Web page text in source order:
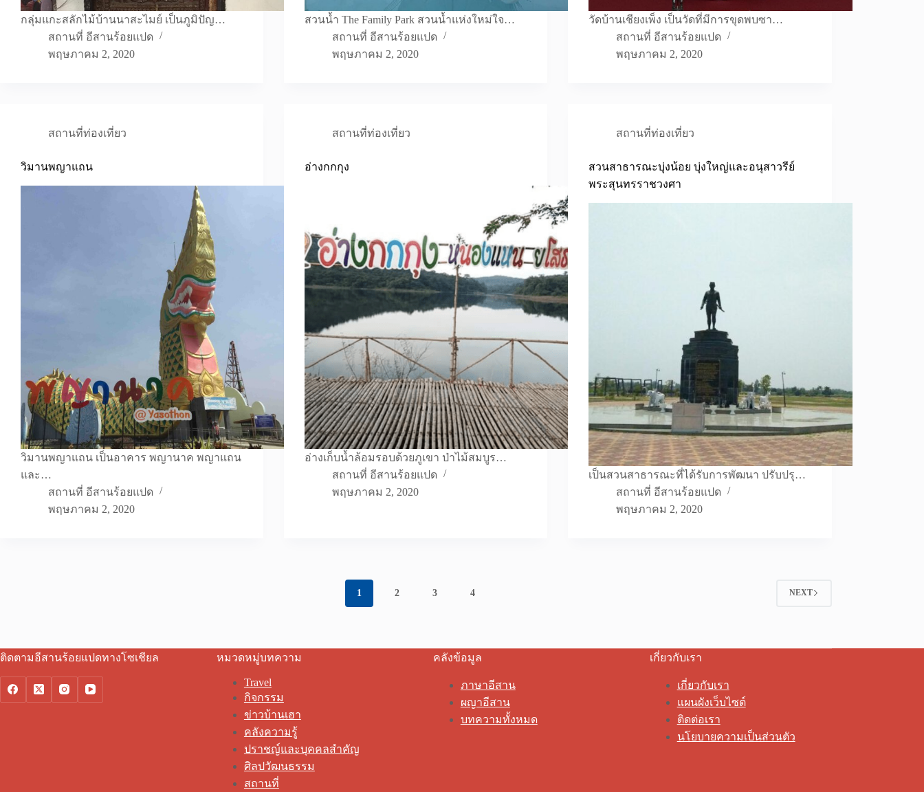
กลุ่มแกะสลักไม้บ้านนาสะไมย์ เป็นภูมิปัญ…
สถานที่ อีสานร้อยแปด
พฤษภาคม 2, 2020
สวนน้ำ The Family Park สวนน้ำแห่งใหม่ใจ…
สถานที่ อีสานร้อยแปด
พฤษภาคม 2, 2020
วัดบ้านเชียงเพ็ง เป็นวัดที่มีการขุดพบซา…
สถานที่ อีสานร้อยแปด
พฤษภาคม 2, 2020
สถานที่ท่องเที่ยว
วิมานพญาแถน
วิมานพญาแถน เป็นอาคาร พญานาค พญาแถน
และ…
สถานที่ อีสานร้อยแปด
พฤษภาคม 2, 2020
สถานที่ท่องเที่ยว
อ่างกกกุง
อ่างเก็บน้ำล้อมรอบด้วยภูเขา ป่าไม้สมบูร…
สถานที่ อีสานร้อยแปด
พฤษภาคม 2, 2020
สถานที่ท่องเที่ยว
สวนสาธารณะบุ่งน้อย บุ่งใหญ่และอนุสาวรีย์
พระสุนทรราชวงศา
เป็นสวนสาธารณะที่ได้รับการพัฒนา ปรับปรุ…
สถานที่ อีสานร้อยแปด
พฤษภาคม 2, 2020
1 2 3 4 NEXT
ติดตามอีสานร้อยแปดทางโซเชียล หมวดหมู่บทความ
Travel
กิจกรรม
ข่าวบ้านเฮา
คลังความรู้
ปราชญ์และบุคคลสำคัญ
ศิลปวัฒนธรรม
สถานที่
คลังข้อมูล
ภาษาอีสาน
ผญาอีสาน
บทความทั้งหมด
เกี่ยวกับเรา
เกี่ยวกับเรา
แผนผังเว็บไซต์
ติดต่อเรา
นโยบายความเป็นส่วนตัว